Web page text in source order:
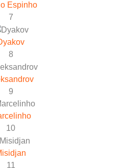
Espinho
7
8
9
10
11